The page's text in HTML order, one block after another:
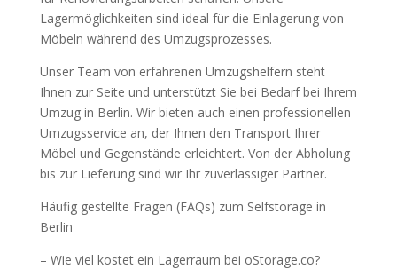
Lagermöglichkeiten sind ideal für die Einlagerung von
Möbeln während des Umzugsprozesses.
Unser Team von erfahrenen Umzugshelfern steht
Ihnen zur Seite und unterstützt Sie bei Bedarf bei Ihrem
Umzug in Berlin. Wir bieten auch einen professionellen
Umzugsservice an, der Ihnen den Transport Ihrer
Möbel und Gegenstände erleichtert. Von der Abholung
bis zur Lieferung sind wir Ihr zuverlässiger Partner.
Häufig gestellte Fragen (FAQs) zum Selfstorage in
Berlin
– Wie viel kostet ein Lagerraum bei oStorage.co?